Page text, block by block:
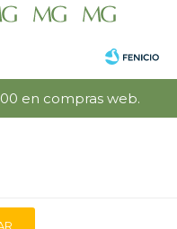
en compras web.